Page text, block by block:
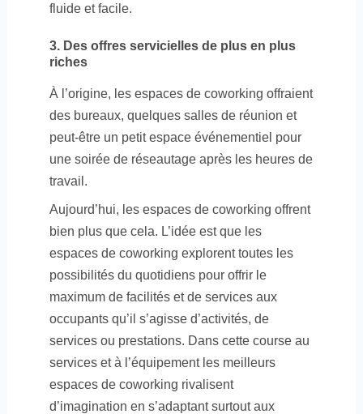
fluide et facile.
3. Des offres servicielles de plus en plus
riches
À l’origine, les espaces de coworking offraient
des bureaux, quelques salles de réunion et
peut-être un petit espace événementiel pour
une soirée de réseautage après les heures de
travail.
Aujourd’hui, les espaces de coworking offrent
bien plus que cela. L’idée est que les
espaces de coworking explorent toutes les
possibilités du quotidiens pour offrir le
maximum de facilités et de services aux
occupants qu’il s’agisse d’activités, de
services ou prestations. Dans cette course au
services et à l’équipement les meilleurs
espaces de coworking rivalisent
d’imagination en s’adaptant surtout aux